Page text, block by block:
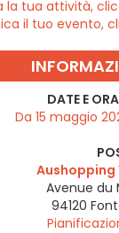
la tua attività,
il tuo evento,
DATE E
Da 15 maggio
Aushopping
Avenue du
94120